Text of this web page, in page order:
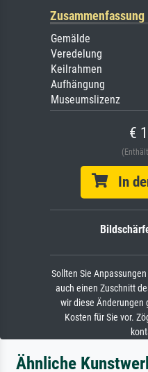
Zusammenfassung
Gemälde
Veredelung
Keilrahmen
Aufhängung
Museumslizenz
€
In
Sollten Sie
auch einen Zuschnitt
wir diese Änderungen
Kosten für Sie vor.
Ähnliche